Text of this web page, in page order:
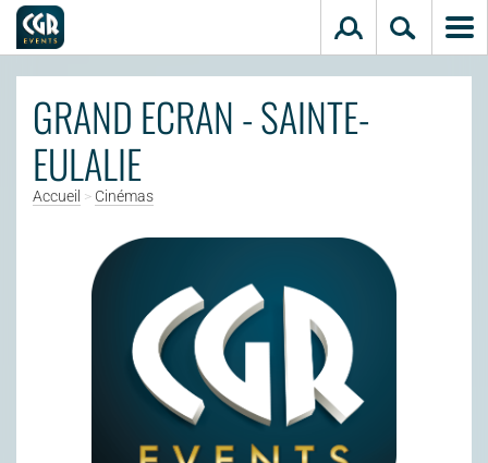
GRAND ECRAN - SAINTE-
EULALIE
Accueil > Cinémas